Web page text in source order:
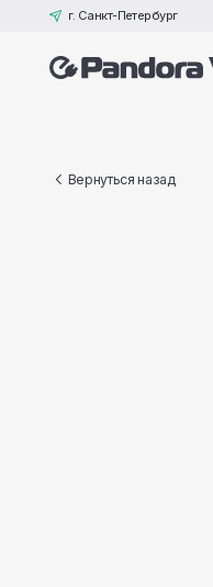
г. Санкт-Петербург